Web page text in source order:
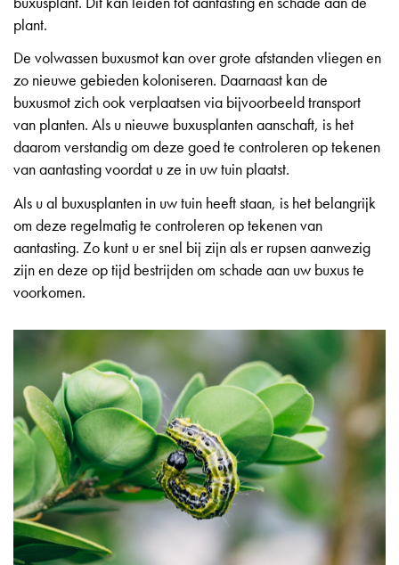
plant.
De volwassen buxusmot kan over grote afstanden vliegen en
zo nieuwe gebieden koloniseren. Daarnaast kan de
buxusmot zich ook verplaatsen via bijvoorbeeld transport
van planten. Als u nieuwe buxusplanten aanschaft, is het
daarom verstandig om deze goed te controleren op tekenen
van aantasting voordat u ze in uw tuin plaatst.
Als u al buxusplanten in uw tuin heeft staan, is het belangrijk
om deze regelmatig te controleren op tekenen van
aantasting. Zo kunt u er snel bij zijn als er rupsen aanwezig
zijn en deze op tijd bestrijden om schade aan uw buxus te
voorkomen.